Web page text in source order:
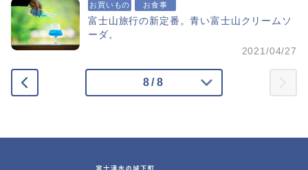
お買いもの お食事
富士山旅行の新定番。青い富士山クリームソ
ーダ。
2021/04/27
8/8
…
4